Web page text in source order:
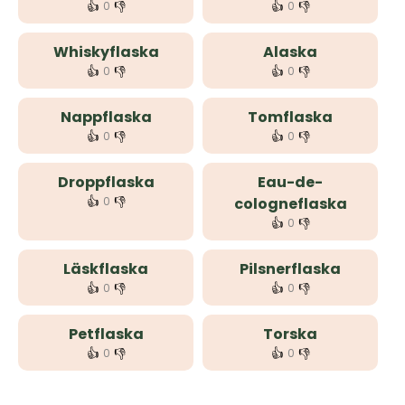
👍 0 👎 👍 0 👎
Whiskyflaska
👍 0 👎
Alaska
👍 0 👎
Nappflaska
👍 0 👎
Tomflaska
👍 0 👎
Droppflaska
👍 0 👎
Eau-de-
cologneflaska
👍 0 👎
Läskflaska
👍 0 👎
Pilsnerflaska
👍 0 👎
Petflaska
👍 0 👎
Torska
👍 0 👎